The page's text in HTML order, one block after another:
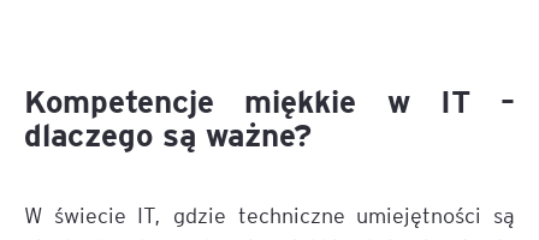
Kompetencje miękkie w IT –
dlaczego są ważne?
W świecie IT, gdzie techniczne umiejętności są